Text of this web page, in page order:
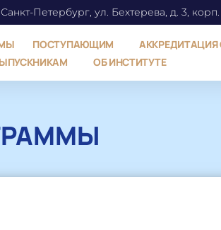
Санкт-Петербург, ул. Бехтерева, д. 3,
ПОСТУПАЮЩИМ
ОБ ИНСТИТУТЕ